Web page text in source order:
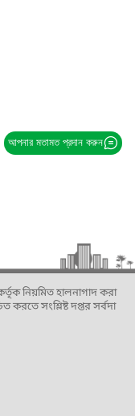
আপনার মতামত প্রদান করুন
নিয়মিত হালনাগাদ করা
করতে সংশ্লিষ্ট দপ্তর সর্বদা